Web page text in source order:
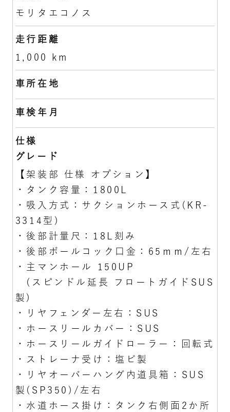
モリタエコノス
走行距離
1,000 km
車所在地
車検年月
仕様
グレード
【架装部 仕様 オプション】
・タンク容量：1800L
・吸入方式：サクションホース式(KR-
3314型)
・後部計量尺：18L刻み
・後部ボールコック口金：65ｍｍ/左右
・主マンホール 150UP
(スピンドル延長 フロートガイドSUS
製)
・リヤフェンダー左右：SUS
・ホースリールカバー：SUS
・ホースリールガイドローラー：回転式
・ストレーナ受け：塩ビ製
・リヤオーバーハング内道具箱：SUS
製(SP350)/左右
・水道ホース掛け：タンク右側面2か所